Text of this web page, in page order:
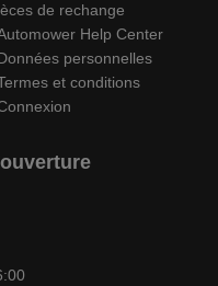
de rechange
Help Center
personnelles
et conditions